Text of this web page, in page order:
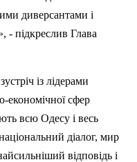
диверсантами і
- підкреслив Глава
із лідерами
економічної сфер
всю Одесу і весь
діалог, мир
відповідь і